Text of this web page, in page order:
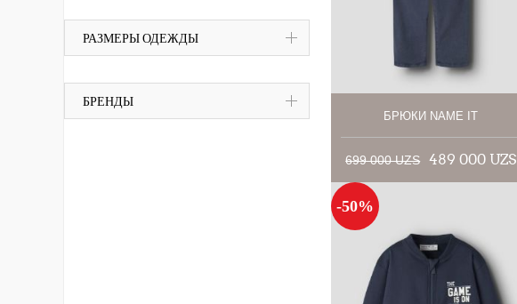
БРЮКИ NAME IT
699 000 UZS 489 000 UZS
-50%
РАЗМЕРЫ ОДЕЖДЫ
БРЕНДЫ